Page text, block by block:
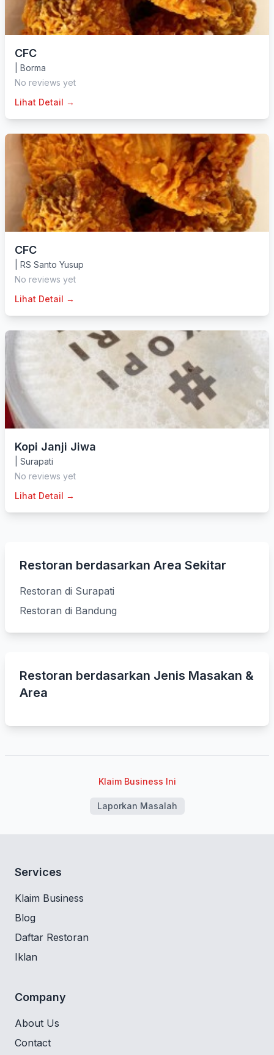
CFC
Borma
No reviews yet
Lihat Detail →
CFC
RS Santo Yusup
No reviews yet
Lihat Detail →
Kopi Janji Jiwa
Surapati
No reviews yet
Lihat Detail →
Restoran berdasarkan Area Sekitar
Restoran di Surapati
Restoran di Bandung
Restoran berdasarkan Jenis Masakan &
Area
Klaim Business Ini
Laporkan Masalah
Services
Klaim Business
Blog
Daftar Restoran
Iklan
Company
About Us
Contact